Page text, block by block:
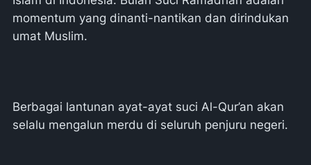
momentum yang dinanti-nantikan dan dirindukan
umat Muslim.
Berbagai lantunan ayat-ayat suci Al-Qur’an akan
selalu mengalun merdu di seluruh penjuru negeri.